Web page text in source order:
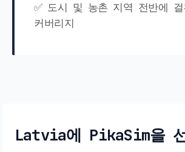
✅ 도시 및 농촌 지역 전반에
커버리지
Latvia에 PikaSim을